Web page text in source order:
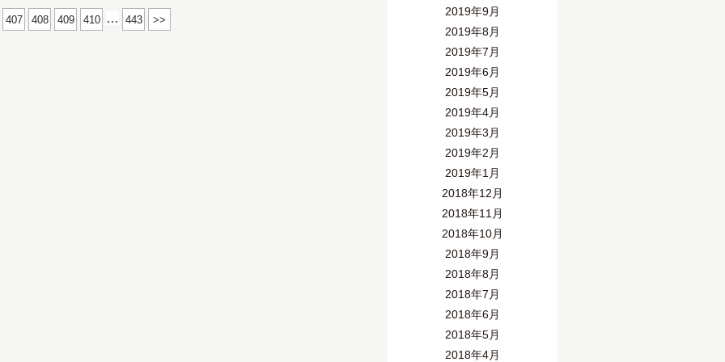
407 408 409 410 … 443 >>
2019年9月
2019年8月
2019年7月
2019年6月
2019年5月
2019年4月
2019年3月
2019年2月
2019年1月
2018年12月
2018年11月
2018年10月
2018年9月
2018年8月
2018年7月
2018年6月
2018年5月
2018年4月